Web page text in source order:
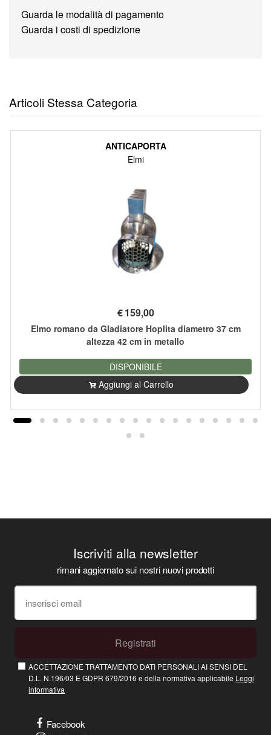
Guarda le modalità di pagamento
Guarda i costi di spedizione
Articoli Stessa Categoria
ANTICAPORTA
Elmi
€159,00
Elmo romano da Gladiatore Hoplita diametro 37 cm
altezza 42 cm in metallo
DISPONIBILE
Aggiungi al Carrello
Iscriviti alla newsletter
rimani aggiornato sui nostri nuovi prodotti
Registrati
ACCETTAZIONE TRATTAMENTO DATI PERSONALI AI SENSI DEL
D.L. N.196/03 E GDPR 679/2016 e della normativa applicabile Leggi
informativa
Facebook